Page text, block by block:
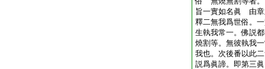
旨一實如名眞 由章
釋二無我爲世俗。
生執我常一。佛説
燒割等。無彼執我
我也。次後番以此
説爲眞諦。即第三